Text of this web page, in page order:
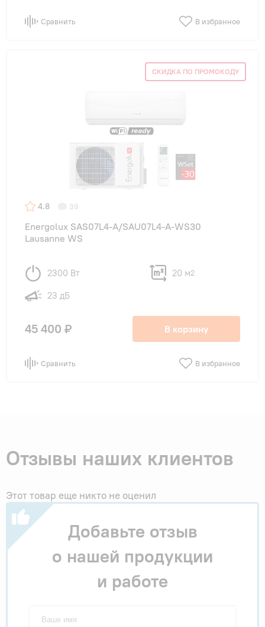
Сравнить В избранное
СКИДКА ПО ПРОМОКОДУ
4.8 39
Energolux SAS07L4-A/SAU07L4-A-WS30
Lausanne WS
2300 Вт 20 м2
23 дБ
45 400 ₽ В корзину
Сравнить В избранное
Отзывы наших клиентов
Этот товар еще никто не оценил
Добавьте отзыв
о нашей продукции
и работе